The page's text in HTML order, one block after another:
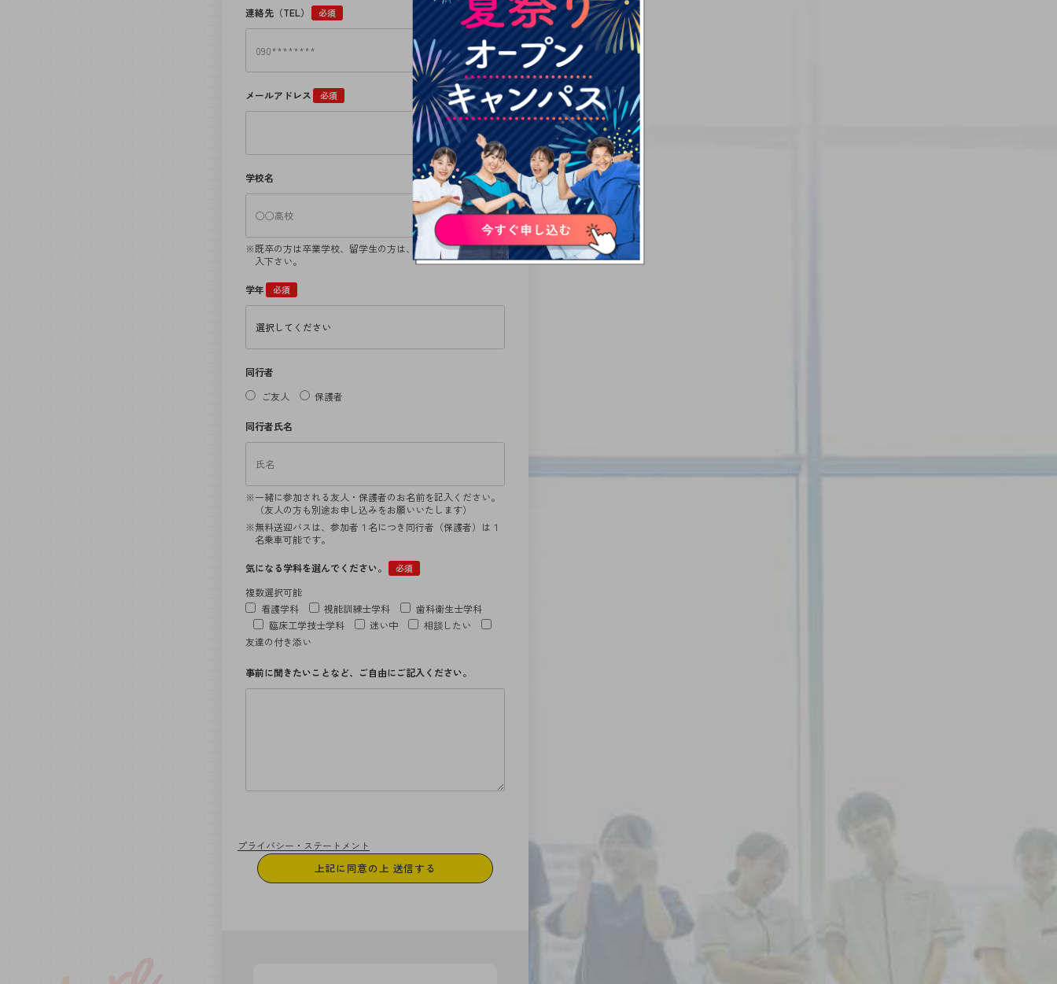
連絡先（TEL） 必須
メールアドレス 必須
学校名
既卒の方は卒業学校、留学生の方は、日本語学校名をご記
入下さい。
学年 必須
同行者
ご友人
保護者
同行者氏名
一緒に参加される友人・保護者のお名前を記入ください。
（友人の方も別途お申し込みをお願いいたします）
無料送迎バスは、参加者１名につき同行者（保護者）は１
名乗車可能です。
気になる学科を選んでください。 必須
複数選択可能
看護学科
視能訓練士学科
歯科衛生士学科
臨床工学技士学科
迷い中
相談したい
友達の付き添い
事前に聞きたいことなど、ご自由にご記入ください。
プライバシー・ステートメント